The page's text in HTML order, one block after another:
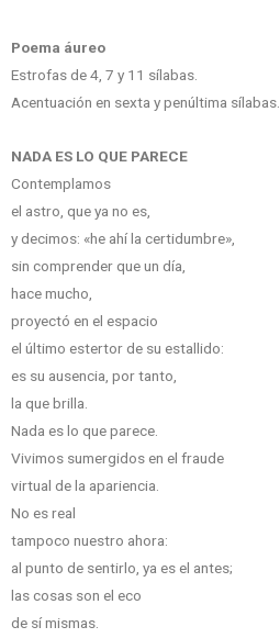
Poema áureo
Estrofas de 4, 7 y 11 sílabas.
Acentuación en sexta y penúltima sílabas.
NADA ES LO QUE PARECE
Contemplamos
el astro, que ya no es,
y decimos: «he ahí la certidumbre»,
sin comprender que un día,
hace mucho,
proyectó en el espacio
el último estertor de su estallido:
es su ausencia, por tanto,
la que brilla.
Nada es lo que parece.
Vivimos sumergidos en el fraude
virtual de la apariencia.
No es real
tampoco nuestro ahora:
al punto de sentirlo, ya es el antes;
las cosas son el eco
de sí mismas.